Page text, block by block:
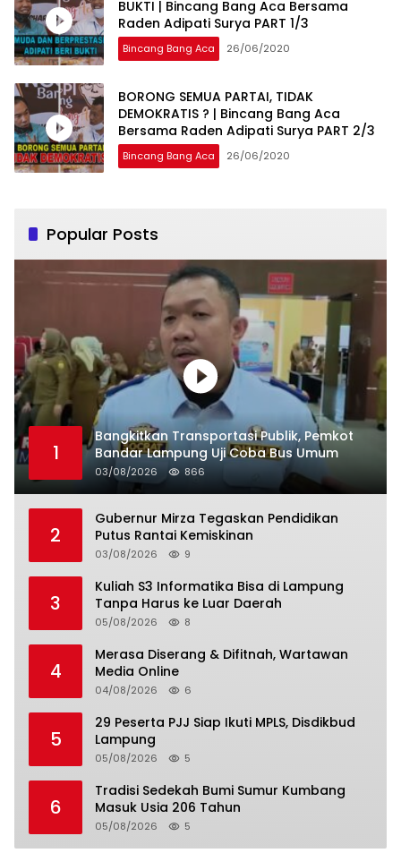
BUKTI | Bincang Bang Aca Bersama
Raden Adipati Surya PART 1/3
Bincang Bang Aca 26/06/2020
BORONG SEMUA PARTAI, TIDAK
DEMOKRATIS ? | Bincang Bang Aca
Bersama Raden Adipati Surya PART 2/3
Bincang Bang Aca 26/06/2020
Popular Posts
1
Bangkitkan Transportasi Publik, Pemkot
Bandar Lampung Uji Coba Bus Umum
03/08/2026 866
2
Gubernur Mirza Tegaskan Pendidikan
Putus Rantai Kemiskinan
03/08/2026 9
3
Kuliah S3 Informatika Bisa di Lampung
Tanpa Harus ke Luar Daerah
05/08/2026 8
4
Merasa Diserang & Difitnah, Wartawan
Media Online
04/08/2026 6
5
29 Peserta PJJ Siap Ikuti MPLS, Disdikbud
Lampung
05/08/2026 5
6
Tradisi Sedekah Bumi Sumur Kumbang
Masuk Usia 206 Tahun
05/08/2026 5